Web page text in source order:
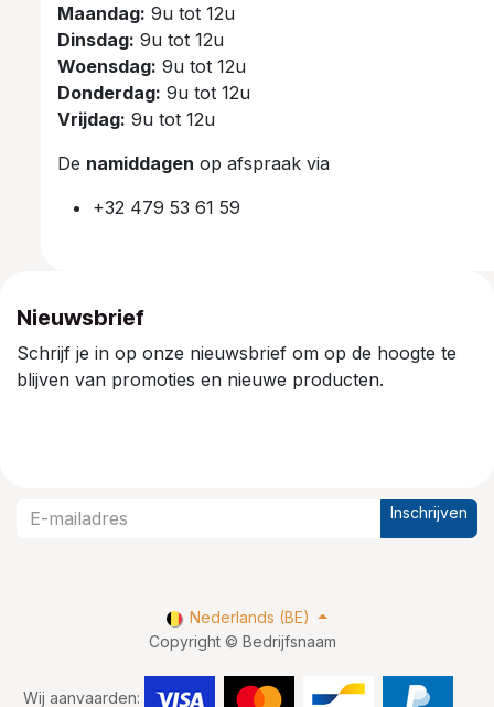
Maandag: 9u tot 12u
Dinsdag: 9u tot 12u
Woensdag: 9u tot 12u
Donderdag: 9u tot 12u
Vrijdag: 9u tot 12u
De namiddagen op afspraak via
+32 479 53 61 59
Nieuwsbrief
Schrijf je in op onze nieuwsbrief om op de hoogte te
blijven van promoties en nieuwe producten.
Inschrijven
Copyright © Bedrijfsnaam
Wij aanvaarden:
Nederlands (BE)